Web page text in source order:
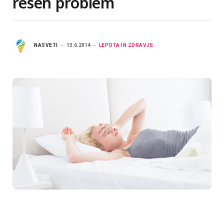
NASVETI 13.6.2014 LEPOTA IN ZDRAVJE